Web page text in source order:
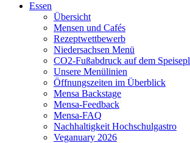
Essen
Übersicht
Mensen und Cafés
Rezeptwettbewerb
Niedersachsen Menü
CO2-Fußabdruck auf dem
Unsere Menülinien
Öffnungszeiten im Überblick
Mensa Backstage
Mensa-Feedback
Mensa-FAQ
Nachhaltigkeit Hochschulgastro
Veganuary 2026